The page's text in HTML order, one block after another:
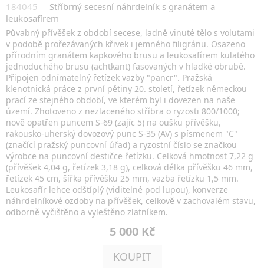
184045
Stříbrný secesní náhrdelník s granátem a
leukosafírem
Půvabný přívěšek z období secese, ladně vinuté tělo s volutami
v podobě prořezávaných křivek i jemného filigránu. Osazeno
přírodním granátem kapkového brusu a leukosafírem kulatého
jednoduchého brusu (achtkant) fasovaných v hladké obrubě.
Připojen odnímatelný řetízek vazby "pancr". Pražská
klenotnická práce z první pětiny 20. století, řetízek německou
prací ze stejného období, ve kterém byl i dovezen na naše
území. Zhotoveno z nezlaceného stříbra o ryzosti 800/1000;
nově opatřen puncem S-69 (zajíc 5) na oušku přívěšku,
rakousko-uherský dovozový punc S-35 (AV) s písmenem "C"
(značící pražský puncovní úřad) a ryzostní číslo se značkou
výrobce na puncovní destičce řetízku. Celková hmotnost 7,22 g
(přívěšek 4,04 g, řetízek 3,18 g), celková délka přívěšku 46 mm,
řetízek 45 cm, šířka přívěšku 25 mm, vazba řetízku 1,5 mm.
Leukosafír lehce odštíplý (viditelné pod lupou), konverze
náhrdelníkové ozdoby na přívěšek, celkově v zachovalém stavu,
odborně vyčištěno a vyleštěno zlatníkem.
5 000 Kč
KOUPIT